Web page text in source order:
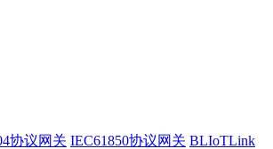
协议网关 IEC61850协议网关 BLIoTLink